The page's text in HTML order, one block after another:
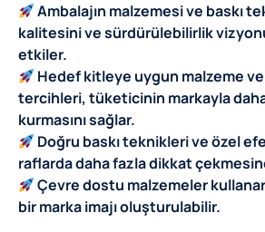
Ambalajın malzemesi ve baskı
kalitesini ve sürdürülebilirlik
etkiler.
Hedef kitleye uygun malzeme ve
tercihleri, tüketicinin markayla
kurmasını sağlar.
Doğru baskı teknikleri ve özel
raflarda daha fazla dikkat
Çevre dostu malzemeler
bir marka imajı oluşturulabilir.